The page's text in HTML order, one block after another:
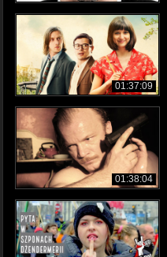
01:37:09
01:38:04